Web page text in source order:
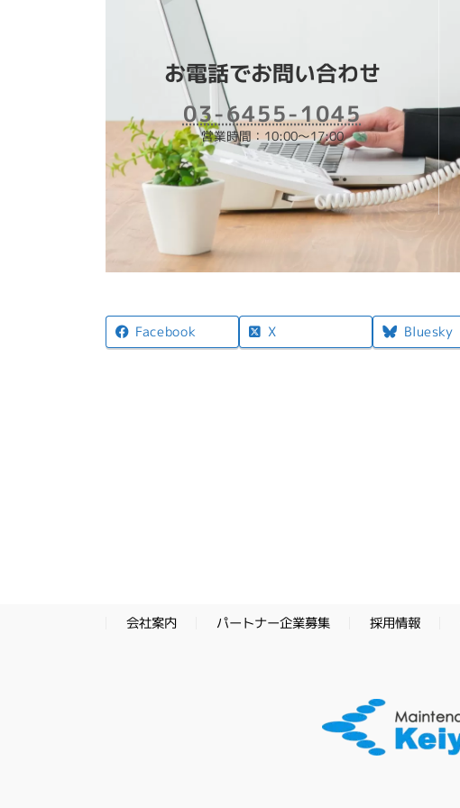
お電話でお問い合わせ
03-6455-1045
営業時間：10:00～17:00
Facebook X Bluesky
会社案内 パートナー企業募集 採用情報